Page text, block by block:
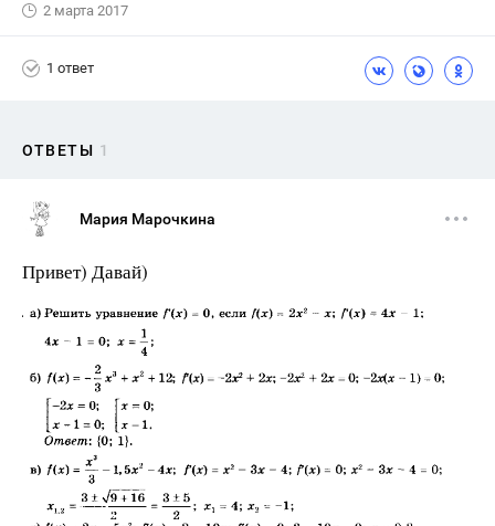
2 марта 2017
1 ответ
ОТВЕТЫ 1
Мария Марочкина
Привет) Давай)